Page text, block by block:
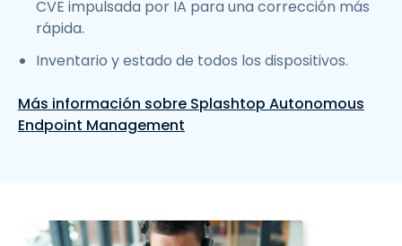
CVE impulsada por IA para una corrección más
rápida.
Inventario y estado de todos los dispositivos.
Más información sobre Splashtop Autonomous
Endpoint Management